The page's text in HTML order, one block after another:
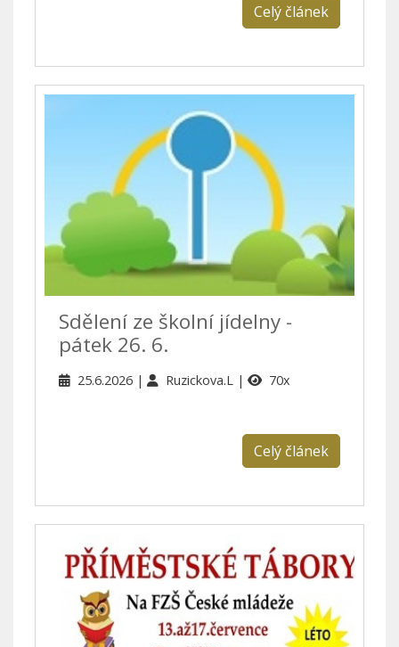
Celý článek
Sdělení ze školní jídelny -
pátek 26. 6.
25.6.2026 Ruzickova.L 70x
Celý článek